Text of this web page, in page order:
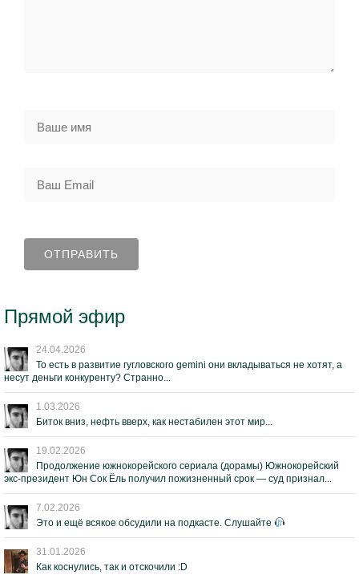
Прямой эфир
24.04.2026
То есть в развитие гугловского gemini они вкладываться не хотят, а
несут деньги конкуренту? Странно...
1.03.2026
Биток вниз, нефть вверх, как нестабилен этот мир...
19.02.2026
Продолжение южнокорейского сериала (дорамы) Южнокорейский
экс-президент Юн Сок Ёль получил пожизненный срок — суд признал...
7.02.2026
Это и ещё всякое обсудили на подкасте. Слушайте
31.01.2026
Как коснулись, так и отскочили :D